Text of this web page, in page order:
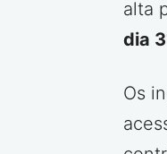
alta
dia
Os